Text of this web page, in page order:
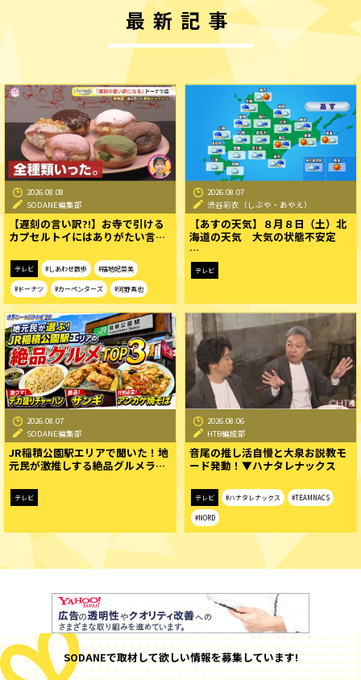
最新記事
2026.08.08
SODANE編集部
【遅刻の言い訳?!】お寺で引ける
カプセルトイにはありがたい言…
テレビ #しあわせ散歩 #福地妃菜美
#ドーナツ #カーペンターズ #河野真也
2026.08.07
渋谷彩衣（しぶや・あやえ）
【あすの天気】８月８日（土）北
海道の天気 大気の状態不安定
…
テレビ
2026.08.07
SODANE編集部
JR稲積公園駅エリアで聞いた！地
元民が激推しする絶品グルメラ…
テレビ
2026.08.06
HTB編成部
音尾の推し活自慢と大泉お説教モ
ード発動！▼ハナタレナックス
テレビ #ハナタレナックス #TEAMNACS
#NORD
SODANEで取材して欲しい情報を募集しています!